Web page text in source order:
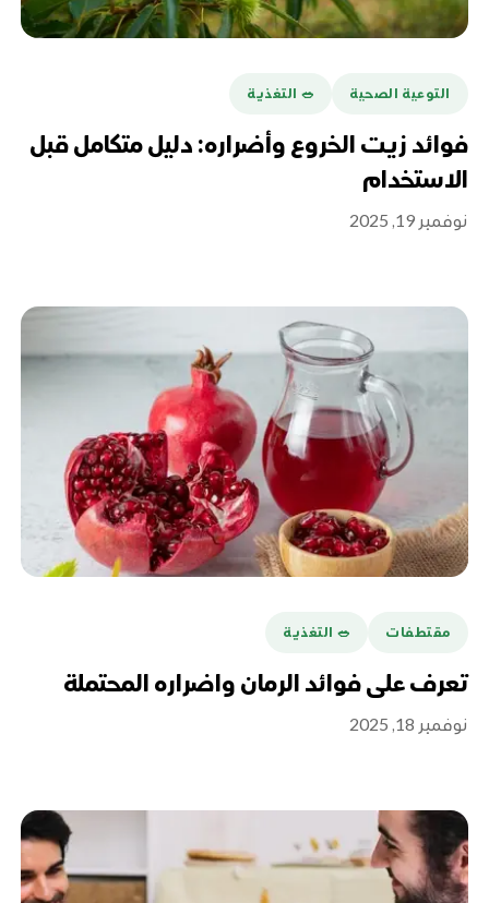
التوعية الصحية 🥗 التغذية
فوائد زيت الخروع وأضراره: دليل متكامل قبل
الاستخدام
نوفمبر 19, 2025
مقتطفات 🥗 التغذية
تعرف على فوائد الرمان واضراره المحتملة
نوفمبر 18, 2025